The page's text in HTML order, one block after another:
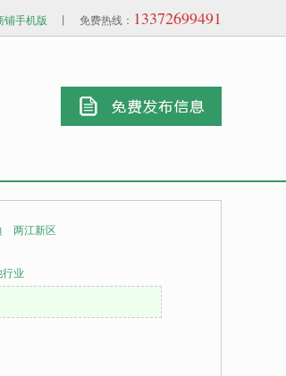
铺手机版 丨 免费热线： 13372699491
两江新区
业